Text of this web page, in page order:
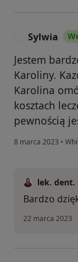
Sylwia
Jestem
Karoliny.
Karolina
kosztach
pewnością
8 marca 2023 •
lek. dent.
Bardzo
22 marca 2023